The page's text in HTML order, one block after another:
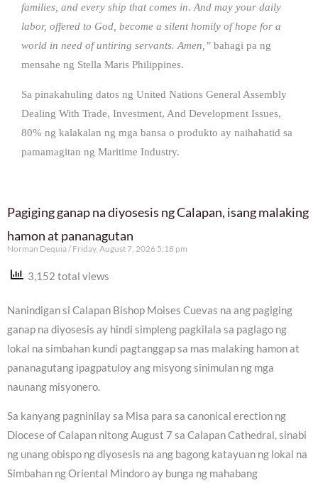
families, and every ship that comes in. And may your daily
labor, offered to God, become a silent homily of hope for a
world in need of untiring servants. Amen,” bahagi pa ng
mensahe ng Stella Maris Philippines.
Sa pinakahuling datos ng United Nations General Assembly
Dealing With Trade, Investment, And Development Issues,
80% ng kalakalan ng mga bansa o produkto ay naihahatid sa
pamamagitan ng Maritime Industry.
Pagiging ganap na diyosesis ng Calapan, isang malaking
hamon at pananagutan
Norman Dequia Friday, August 7, 2026 5:18 pm
3,152 total views
Nanindigan si Calapan Bishop Moises Cuevas na ang pagiging
ganap na diyosesis ay hindi simpleng pagkilala sa paglago ng
lokal na simbahan kundi pagtanggap sa mas malaking hamon at
pananagutang ipagpatuloy ang misyong sinimulan ng mga
naunang misyonero.
Sa kanyang pagninilay sa Misa para sa canonical erection ng
Diocese of Calapan nitong August 7 sa Calapan Cathedral, sinabi
ng unang obispo ng diyosesis na ang bagong katayuan ng lokal na
Simbahan ng Oriental Mindoro ay bunga ng mahabang